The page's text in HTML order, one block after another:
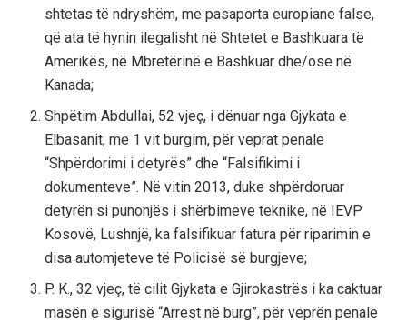
shtetas të ndryshëm, me pasaporta europiane false,
që ata të hynin ilegalisht në Shtetet e Bashkuara të
Amerikës, në Mbretërinë e Bashkuar dhe/ose në
Kanada;
Shpëtim Abdullai, 52 vjeç, i dënuar nga Gjykata e
Elbasanit, me 1 vit burgim, për veprat penale
“Shpërdorimi i detyrës” dhe “Falsifikimi i
dokumenteve”. Në vitin 2013, duke shpërdoruar
detyrën si punonjës i shërbimeve teknike, në IEVP
Kosovë, Lushnjë, ka falsifikuar fatura për riparimin e
disa automjeteve të Policisë së burgjeve;
P. K., 32 vjeç, të cilit Gjykata e Gjirokastrës i ka caktuar
masën e sigurisë “Arrest në burg”, për veprën penale